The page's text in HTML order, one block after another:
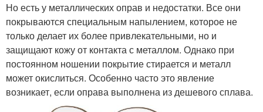
Но есть у металлических оправ и недостатки. Все они
покрываются специальным напылением, которое не
только делает их более привлекательными, но и
защищают кожу от контакта с металлом. Однако при
постоянном ношении покрытие стирается и металл
может окислиться. Особенно часто это явление
возникает, если оправа выполнена из дешевого сплава.